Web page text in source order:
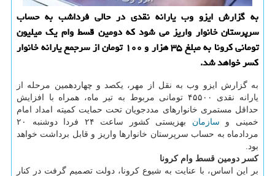
به گزارش ایزو وب یارانه نقدی در حالی فرداشب به حساب
سرپرستان خانوار واریز می شود كه دومین قسط وام یك میلیون
تومانی كرونا به مبلغ ۳۵ هزار و ۱۰۰ تومان از سرجمع یارانه خانوار
كسر خواهد شد.
به گزارش ایزو وب به نقل از مهر، یکصد و چهاردهمین مرحله از
یارانه نقدی ۴۵۵۰۰ تومانی مربوط به تیر ماه، همراه با افزایش
حداقل مستمری خانوارهای مددجویان تحت حمایت کمیته امداد امام
خمینی و سازمان
بهزیستی کشور ساعت ۲۴ فردا دوشنبه ۲۰
مردادماه به حساب سرپرستان خانوارها واریز و قابل برداشت خواهد
بود.
کسر دومین قسط وام کرونا
بر این اساس، با عنایت به شیوع کرونا، دولت تصمیم گرفت در کنار